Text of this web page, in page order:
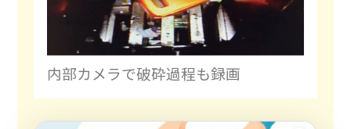
内部カメラで破砕過程も録画